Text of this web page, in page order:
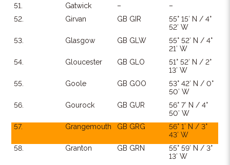
51.
Gatwick –
–
52.
Girvan GB GIR
55° 15′ N / 4°
52′ W
53.
Glasgow GB GLW
55° 52′ N / 4°
21′ W
54.
Gloucester GB GLO
51° 52′ N / 2°
13′ W
55.
Goole GB GOO
53° 42′ N / 0°
50′ W
56.
Gourock GB GUR
56° 7′ N / 4°
50′ W
57.
Grangemouth GB GRG
56° 1′ N / 3°
43′ W
58.
Granton GB GRN
55° 59′ N / 3°
13′ W